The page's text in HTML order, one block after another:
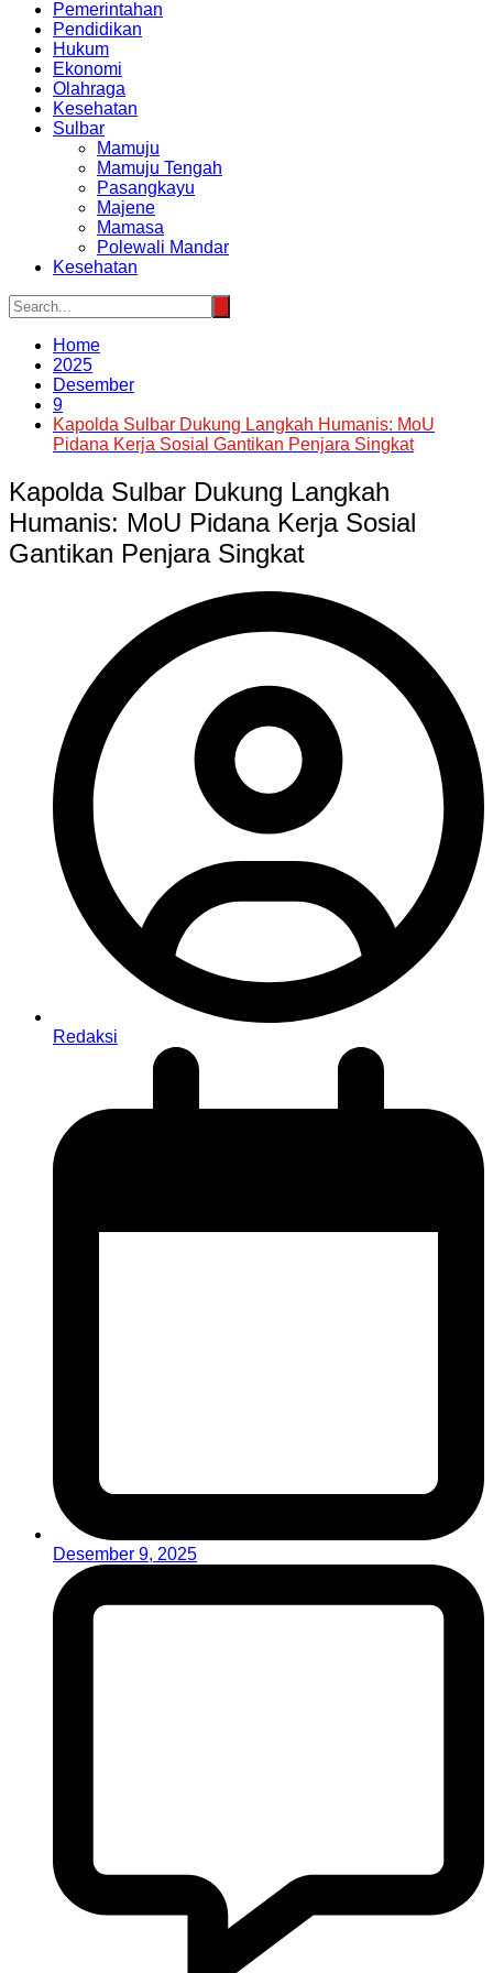
Pemerintahan
Pendidikan
Hukum
Ekonomi
Olahraga
Kesehatan
Sulbar
Mamuju
Mamuju Tengah
Pasangkayu
Majene
Mamasa
Polewali Mandar
Kesehatan
Home
2025
Desember
9
Kapolda Sulbar Dukung Langkah Humanis: MoU
Pidana Kerja Sosial Gantikan Penjara Singkat
Kapolda Sulbar Dukung Langkah
Humanis: MoU Pidana Kerja Sosial
Gantikan Penjara Singkat
Redaksi
Desember 9, 2025